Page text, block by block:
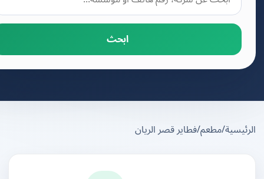
ابحث
/مطعم/فطاير قصر الريان